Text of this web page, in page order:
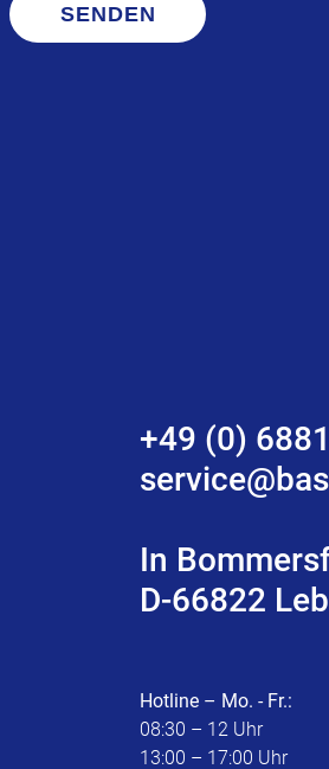
SENDEN
+49 (0)
In
D-66822
Hotline – Mo. - Fr.:
08:30 – 12 Uhr
13:00 – 17:00 Uhr